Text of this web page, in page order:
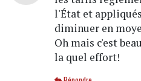
l'État et
diminuer en
Oh mais c'est
la quel effort!